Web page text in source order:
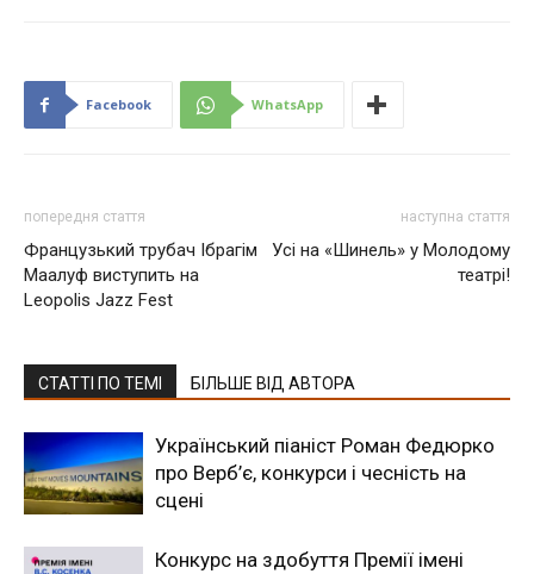
Facebook WhatsApp
попередня стаття
Французький трубач Ібрагім
Маалуф виступить на
Leopolis Jazz Fest
наступна стаття
Усі на «Шинель» у Молодому
театрі!
СТАТТІ ПО ТЕМІ БІЛЬШЕ ВІД АВТОРА
Український піаніст Роман Федюрко
про Верб’є, конкурси і чесність на
сцені
Конкурс на здобуття Премії імені